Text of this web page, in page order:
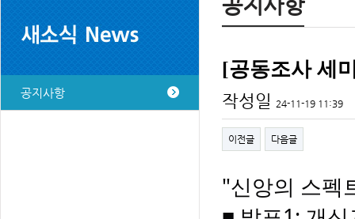
공지사항
[공동조사 세
작성일 24-11-19 11:39
이전글 다음글
"신앙의 스펙